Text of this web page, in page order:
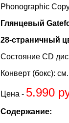
Phonographic
Глянцевый
28-страничный
Состояние CD
Конверт (бокс):
Цена - 5.990
Содержание: